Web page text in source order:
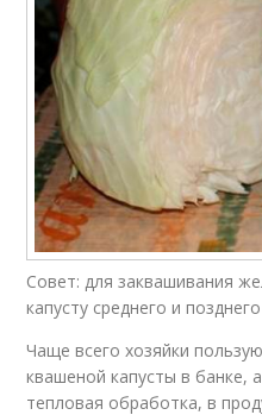
Совет: для заквашивания
капусту среднего и
Чаще всего хозяйки
квашеной капусты в банке,
тепловая обработка, в